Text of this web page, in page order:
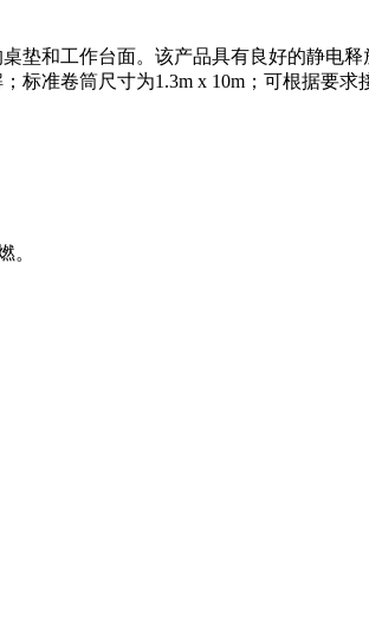
和工作台面。该产品具有良好的静电
准卷筒尺寸为1.3m x 10m；可根据要求
。